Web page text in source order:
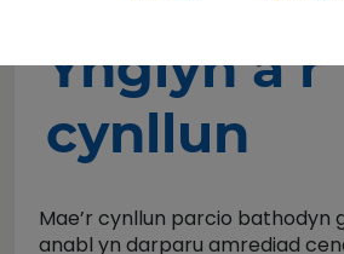
Ynglŷn â’r
cynllun
Mae’r cynllun parcio bathodyn
anabl yn darparu amrediad